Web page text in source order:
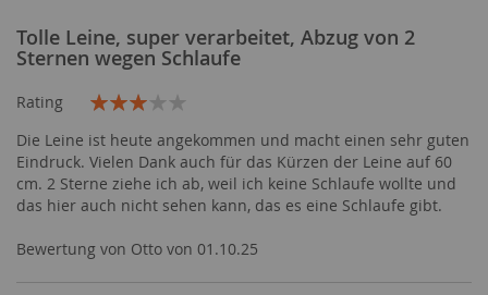
Tolle Leine, super verarbeitet, Abzug von 2
Sternen wegen Schlaufe
Rating
Die Leine ist heute angekommen und macht einen sehr guten
Eindruck. Vielen Dank auch für das Kürzen der Leine auf 60
cm. 2 Sterne ziehe ich ab, weil ich keine Schlaufe wollte und
das hier auch nicht sehen kann, das es eine Schlaufe gibt.
Bewertung von Otto von Veröffentlicht
01.10.25